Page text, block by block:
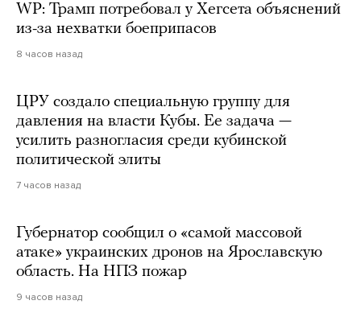
WP: Трамп потребовал у Хегсета объяснений
из-за нехватки боеприпасов
8 часов назад
ЦРУ создало специальную группу для
давления на власти Кубы. Ее задача —
усилить разногласия среди кубинской
политической элиты
7 часов назад
Губернатор сообщил о «самой массовой
атаке» украинских дронов на Ярославскую
область. На НПЗ пожар
9 часов назад